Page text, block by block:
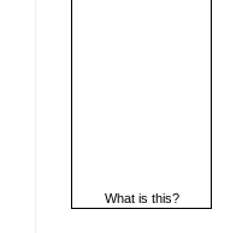
What is this?